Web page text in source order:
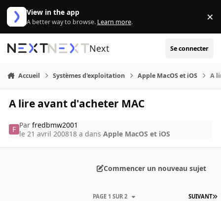
Aller au contenu
View in the app
A better way to browse. Learn more. ×
Next Se connecter
Accueil Systèmes d'exploitation Apple MacOS et iOS A
A lire avant d'acheter MAC
Parfredbmw2001
le 21 avril 200818 a dansApple MacOS et iOS
Commencer un nouveau sujet
SUIVANT
PAGE 1 SUR 2